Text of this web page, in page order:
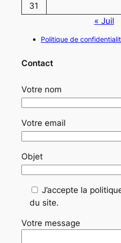
31
« Juil
Politique de
Contact
Votre nom
Votre email
Objet
J’accepte la
du site.
Votre message